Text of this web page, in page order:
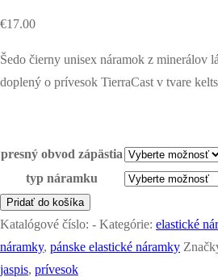
€17.00
Šedo čierny unisex náramok z minerálov
doplený o prívesok TierraCast v tvare
presný obvod zápästia
typ náramku
množstvo
náramok
s
keltským
Pridať do košíka
Katalógové číslo: - Kategórie: elastické
náramky, pánske elastické náramky
jaspis, prívesok